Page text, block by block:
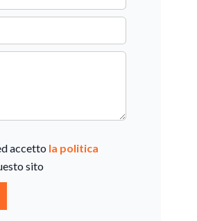
accetto la politica
sito